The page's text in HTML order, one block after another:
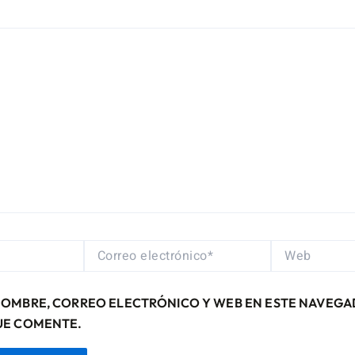
CORREO
WEB
CORREO ELECTRÓNICO Y WEB EN ESTE
COMENTE.